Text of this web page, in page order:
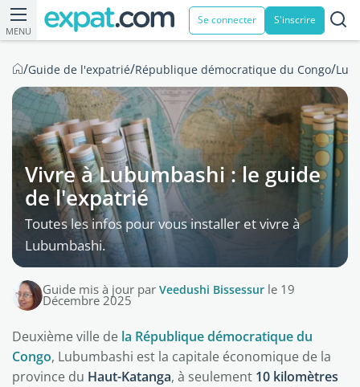
MENU
Se connecter S'inscrire
/Guide de l'expatrié/République démocratique du Congo/
Vivre à Lubumbashi : le guide
de l'expatrié
Toutes les infos pour vous installer et vivre à
Lubumbashi.
Guide mis à jour par Veedushi Bissessur le 19
Décembre 2025
Deuxième ville de la République démocratique du
Congo, Lubumbashi est la capitale économique de la
province du Haut-Katanga, à seulement 10 kilomètres